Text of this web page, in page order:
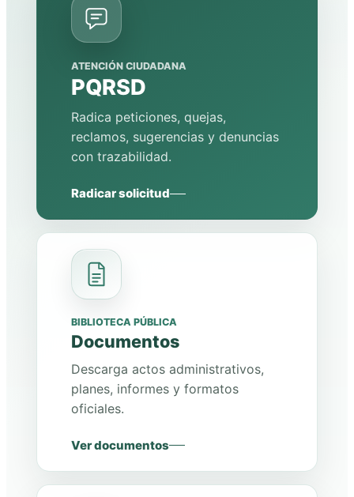
ATENCIÓN CIUDADANA
PQRSD
Radica peticiones, quejas,
reclamos, sugerencias y denuncias
con trazabilidad.
Radicar solicitud
BIBLIOTECA PÚBLICA
Documentos
Descarga actos administrativos,
planes, informes y formatos
oficiales.
Ver documentos